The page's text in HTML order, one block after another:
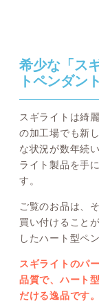
希少な「ス
トペンダン
スギライトは綺
の加工場でも新
な状況が数年続
ライト製品を手
す。
ご覧のお品は、
買い付けること
したハート型ペ
スギライトのパ
品質で、ハート
だける逸品です。